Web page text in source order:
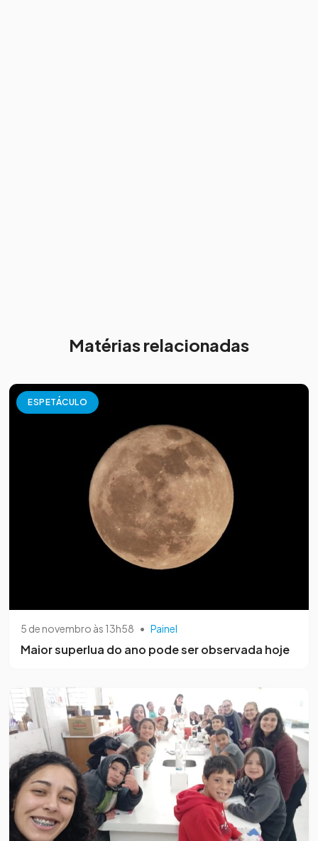
Matérias relacionadas
ESPETÁCULO
5 de novembro às 13h58 • Painel
Maior superlua do ano pode ser observada hoje